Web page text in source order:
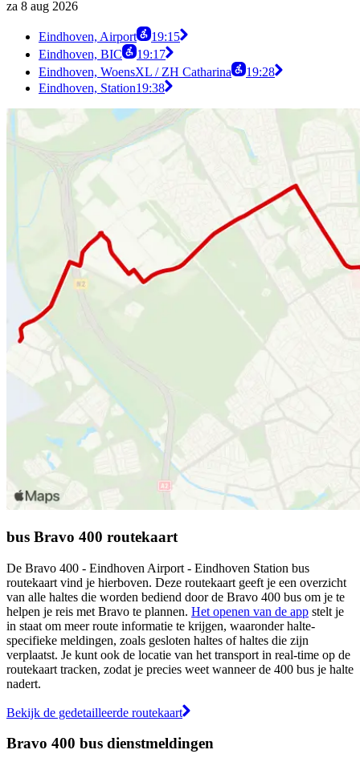
za 8 aug 2026
Eindhoven, Airport
19:15
Eindhoven, BIC
19:17
Eindhoven, WoensXL / ZH Catharina
19:28
Eindhoven, Station19:38
bus Bravo 400 routekaart
De Bravo 400 - Eindhoven Airport - Eindhoven Station bus
routekaart vind je hierboven. Deze routekaart geeft je een overzicht
van alle haltes die worden bediend door de Bravo 400 bus om je te
helpen je reis met Bravo te plannen. Het openen van de app stelt je
in staat om meer route informatie te krijgen, waaronder halte-
specifieke meldingen, zoals gesloten haltes of haltes die zijn
verplaatst. Je kunt ook de locatie van het transport in real-time op de
routekaart tracken, zodat je precies weet wanneer de 400 bus je halte
nadert.
Bekijk de gedetailleerde routekaart
Bravo 400 bus dienstmeldingen